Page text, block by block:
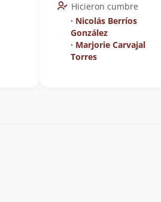
Hicieron cumbre
∙ Nicolás Berríos
González
∙ Marjorie Carvajal
Torres